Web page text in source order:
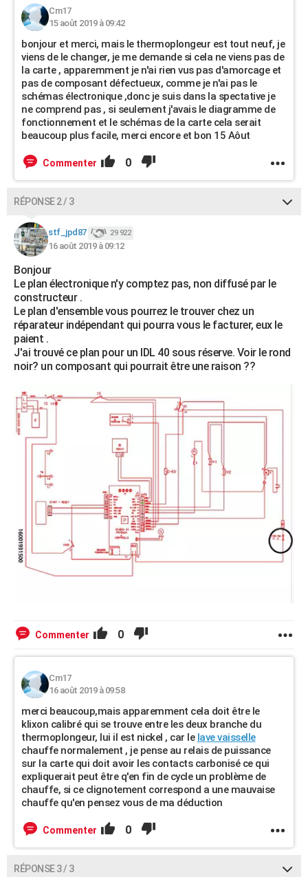
Cm17
15 août 2019 à 09:42
bonjour et merci, mais le thermoplongeur est tout neuf, je
viens de le changer, je me demande si cela ne viens pas de
la carte , apparemment je n'ai rien vus pas d'amorcage et
pas de composant défectueux, comme je n'ai pas le
schémas électronique ,donc je suis dans la spectative je
ne comprend pas , si seulement j'avais le diagramme de
fonctionnement et le schémas de la carte cela serait
beaucoup plus facile, merci encore et bon 15 Aôut
Commenter 0
RÉPONSE 2 / 3
stf_jpd87 29 922
16 août 2019 à 09:12
Bonjour
Le plan électronique n'y comptez pas, non diffusé par le
constructeur .
Le plan d'ensemble vous pourrez le trouver chez un
réparateur indépendant qui pourra vous le facturer, eux le
paient .
J'ai trouvé ce plan pour un IDL 40 sous réserve. Voir le rond
noir? un composant qui pourrait être une raison ??
Commenter 0
Cm17
16 août 2019 à 09:58
merci beaucoup,mais apparemment cela doit être le
klixon calibré qui se trouve entre les deux branche du
thermoplongeur, lui il est nickel , car le lave vaisselle
chauffe normalement , je pense au relais de puissance
sur la carte qui doit avoir les contacts carbonisé ce qui
expliquerait peut être q'en fin de cycle un problème de
chauffe, si ce clignotement correspond a une mauvaise
chauffe qu'en pensez vous de ma déduction
Commenter 0
RÉPONSE 3 / 3